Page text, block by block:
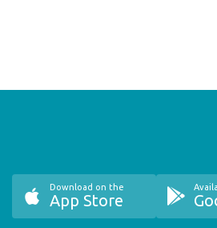
Download on the
App Store